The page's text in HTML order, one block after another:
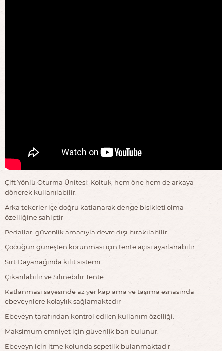
Çift Yönlü Oturma Ünitesi: Koltuk, hem öne hem de arkaya
dönerek kullanılabilir.
Arka tekerler içe doğru katlanarak denge bisikleti olma
özelliğine sahiptir
Pedallar, güvenlik amacıyla devre dışı bırakılabilir.
Çocuğun güneşten korunması için tente açısı ayarlanabilir.
Sırt Dayanağında kilit sistemi
Çıkarılabilir ve Silinebilir Tente.
Katlanması sayesinde az yer kaplama ve taşıma esnasında
ebeveynlere kolaylık sağlamaktadır
Ebeveyn tarafından kontrol edilen kullanım özelliği.
Maksimum emniyet için güvenlik barı bulunur.
Ebeveyn için itme kolunda sepetlik bulanmaktadır